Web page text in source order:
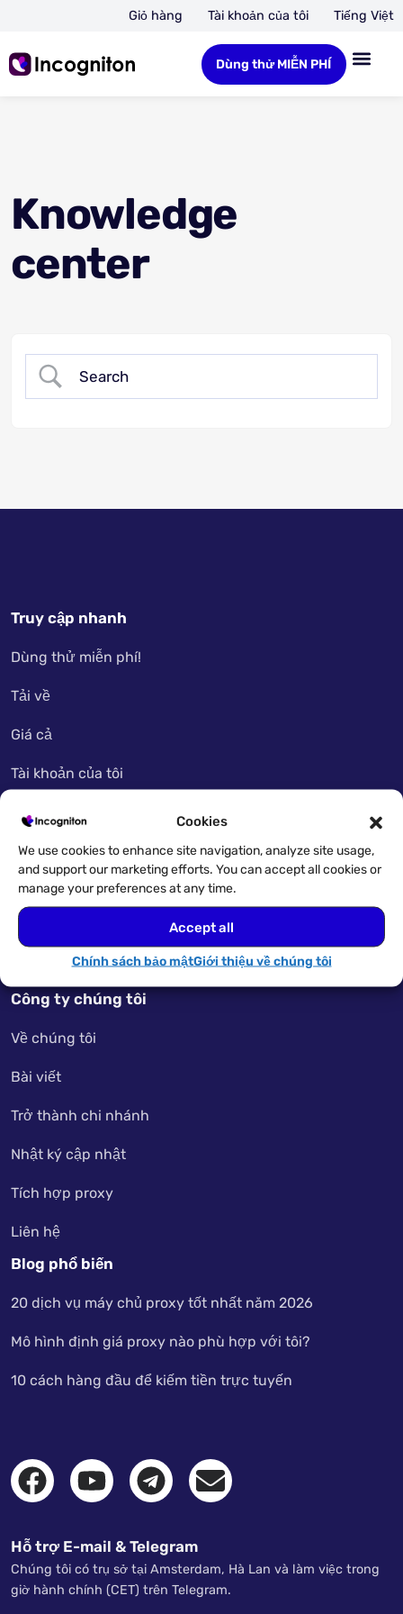
Cookies
We use cookies to enhance site navigation, analyze site usage,
and support our marketing efforts. You can accept all cookies or
manage your preferences at any time.
Accept all
Chính sách bảo mậtGiới thiệu về chúng tôi
Giỏ hàng Tài khoản của tôi Tiếng Việt
Dùng thử MIỄN PHÍ
Knowledge
center
Truy cập nhanh
Dùng thử miễn phí!
Tải về
Giá cả
Tài khoản của tôi
Nghiên cứu điển hình
Đa kế toán
Đặc trưng
Các trường hợp sử dụng
Trung tâm kiến thức
Công ty chúng tôi
Về chúng tôi
Bài viết
Trở thành chi nhánh
Nhật ký cập nhật
Tích hợp proxy
Liên hệ
Blog phổ biến
20 dịch vụ máy chủ proxy tốt nhất năm 2026
Mô hình định giá proxy nào phù hợp với tôi?
10 cách hàng đầu để kiếm tiền trực tuyến
Hỗ trợ E-mail & Telegram
Chúng tôi có trụ sở tại Amsterdam, Hà Lan và làm việc trong
giờ hành chính (CET) trên Telegram.